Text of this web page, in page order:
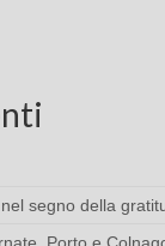
segno della